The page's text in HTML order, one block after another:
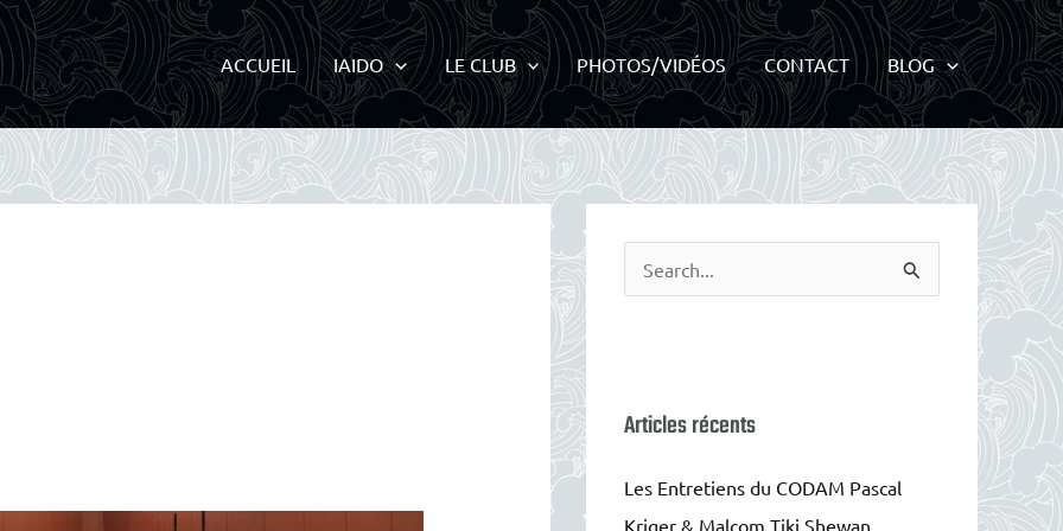
ACCUEIL IAIDO LE CLUB PHOTOS/VIDÉOS CONTACT BLOG
e
e
c
h
Articles récents
Les Entretiens du CODAM Pascal
Kriger & Malcom Tiki Shewan